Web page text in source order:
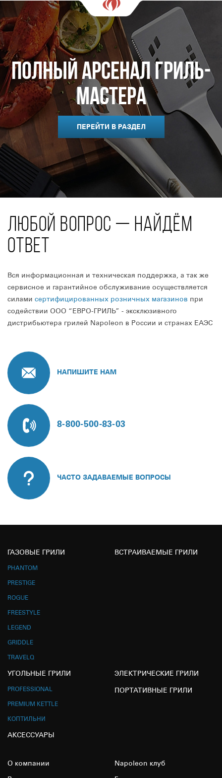
Полный арсенал гриль-
мастера
ПЕРЕЙТИ В РАЗДЕЛ
ЛЮБОЙ ВОПРОС — НАЙДЁМ
ОТВЕТ
Вся информационная и техническая поддержка, а так же
сервисное и гарантийное обслуживание осуществляется
силами сертифицированных розничных магазинов при
содействии ООО “ЕВРО-ГРИЛЬ” - эксклюзивного
дистрибьютера грилей Napoleon в России и странах ЕАЭС
НАПИШИТЕ НАМ
8-800-500-83-03
ЧАСТО ЗАДАВАЕМЫЕ ВОПРОСЫ
ГАЗОВЫЕ ГРИЛИ
PHANTOM
PRESTIGE
ROGUE
FREESTYLE
LEGEND
GRIDDLE
TRAVELQ
ВСТРАИВАЕМЫЕ ГРИЛИ
УГОЛЬНЫЕ ГРИЛИ
PROFESSIONAL
PREMIUM KETTLE
КОПТИЛЬНИ
ЭЛЕКТРИЧЕСКИЕ ГРИЛИ
ПОРТАТИВНЫЕ ГРИЛИ
АКСЕССУАРЫ
О компании Napoleon клуб